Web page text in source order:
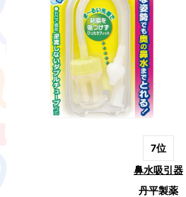
7位
鼻水吸引器
丹平製薬